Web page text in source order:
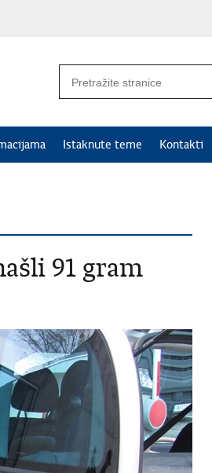
Istaknute teme Kontakti
91 gram